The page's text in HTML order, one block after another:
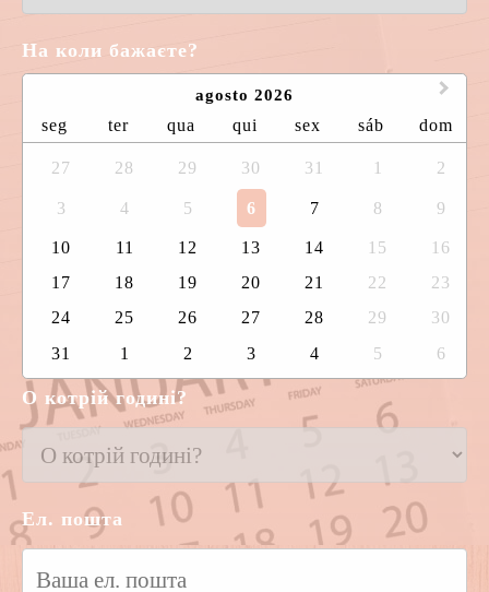
На коли бажаєте?
agosto 2026
seg ter qua qui sex sáb dom
27 28 29 30 31 1 2
3 4 5 6 7 8 9
10 11 12 13 14 15
16
17
18 19 20 21 22
23
24
25 26 27 28 29
30
31
1 2 3 4 5 6
О котрій годині?
Ел. пошта